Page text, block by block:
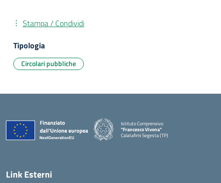
Stampa / Condividi
Tipologia
Circolari pubbliche
Istituto Comprensivo
"Francesco Vivona"
Calatafimi Segesta (TP)
— Visita la pagina iniziale della scuola
Link Esterni